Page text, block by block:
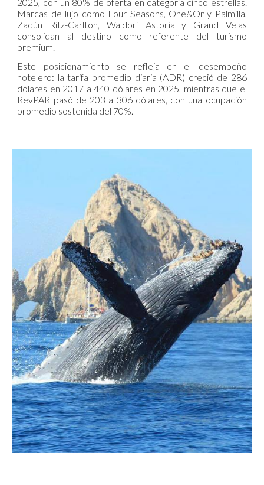
Marcas de lujo como Four Seasons, One&Only Palmilla,
Zadún Ritz-Carlton, Waldorf Astoria y Grand Velas
consolidan al destino como referente del turismo
premium.
Este posicionamiento se refleja en el desempeño
hotelero: la tarifa promedio diaria (ADR) creció de 286
dólares en 2017 a 440 dólares en 2025, mientras que el
RevPAR pasó de 203 a 306 dólares, con una ocupación
promedio sostenida del 70%.